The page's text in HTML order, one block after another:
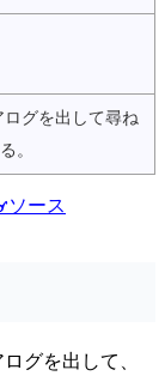
グを出して尋ね
。
ソース
グを出して、